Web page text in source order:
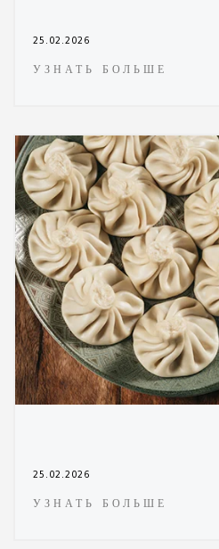
25.02.2026
УЗНАТЬ БОЛЬШЕ
25.02.2026
УЗНАТЬ БОЛЬШЕ